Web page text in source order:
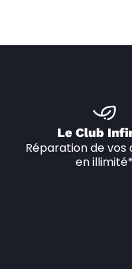
Le Club
Réparation de vos
en illimité*